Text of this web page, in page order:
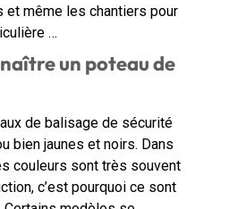
et même les chantiers pour
…
un poteau de
de balisage de sécurité
bien jaunes et noirs. Dans
couleurs sont très souvent
c’est pourquoi ce sont